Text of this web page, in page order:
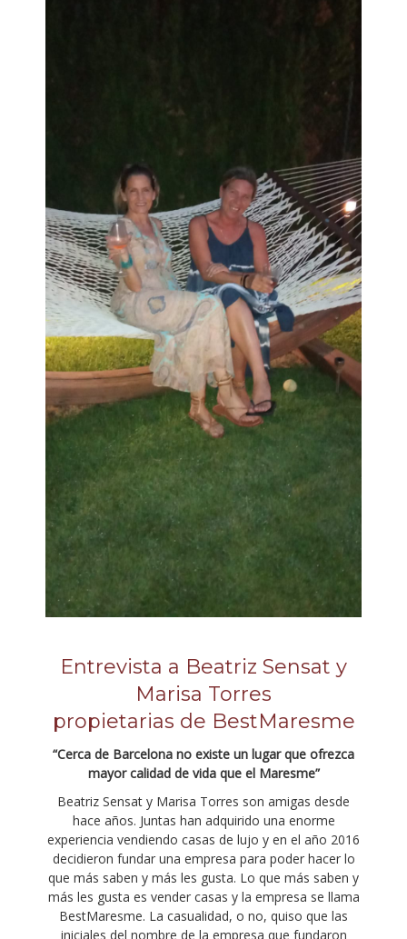
Entrevista a Beatriz Sensat y
Marisa Torres
propietarias de BestMaresme
“Cerca de Barcelona no existe un lugar que ofrezca
mayor calidad de vida que el Maresme”
Beatriz Sensat y Marisa Torres son amigas desde
hace años. Juntas han adquirido una enorme
experiencia vendiendo casas de lujo y en el año 2016
decidieron fundar una empresa para poder hacer lo
que más saben y más les gusta. Lo que más saben y
más les gusta es vender casas y la empresa se llama
BestMaresme. La casualidad, o no, quiso que las
iniciales del nombre de la empresa que fundaron